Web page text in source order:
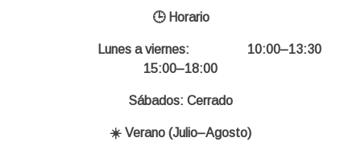
🕒 Horario
Lunes a viernes: 10:00–13:30
15:00–18:00
Sábados: Cerrado
☀️ Verano (Julio–Agosto)